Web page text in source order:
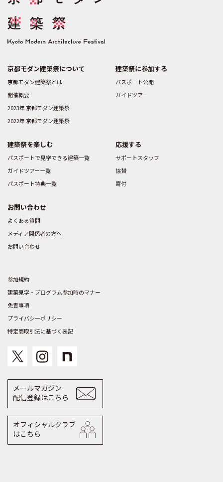
京都モダン建築祭について
京都モダン建築祭とは
開催概要
2023年 京都モダン建築祭
2022年 京都モダン建築祭
建築祭に参加する
パスポート公開
ガイドツアー
建築祭を楽しむ
パスポートで見学できる建築一覧
ガイドツアー一覧
パスポート特典一覧
応援する
サポートスタッフ
協賛
寄付
お問い合わせ
よくある質問
メディア関係者の方へ
お問い合わせ
参加規約
建築見学・プログラム参加時のマナー
免責事項
プライバシーポリシー
特定商取引法に基づく表記
メールマガジン
配信登録はこちら
オフィシャルクラブ
はこちら